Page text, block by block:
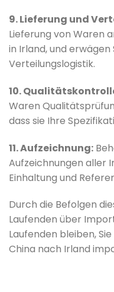
9. Lieferung und
Lieferung von Waren
in Irland, und
Verteilungslogistik.
10.
Waren
dass sie Ihre
11. Aufzeichnung:
Aufzeichnungen aller
Einhaltung und
Durch die Befolgen
Laufenden über
Laufenden bleiben,
China nach Irland